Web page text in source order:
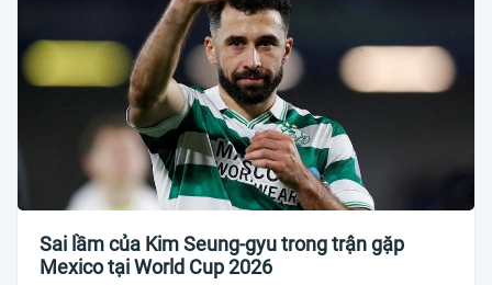
Sai lầm của Kim Seung-gyu trong trận gặp
Mexico tại World Cup 2026